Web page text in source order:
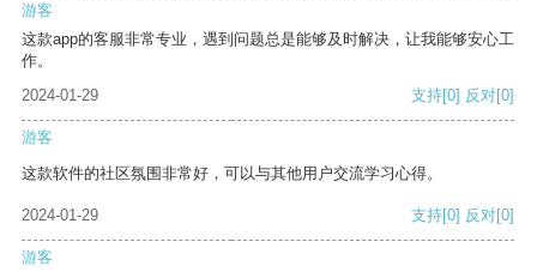
游客
这款app的客服非常专业，遇到问题总是能够及时解决，让我能够安心工
作。
2024-01-29
支持[0] 反对[0]
游客
这款软件的社区氛围非常好，可以与其他用户交流学习心得。
2024-01-29 支持[0] 反对[0]
游客